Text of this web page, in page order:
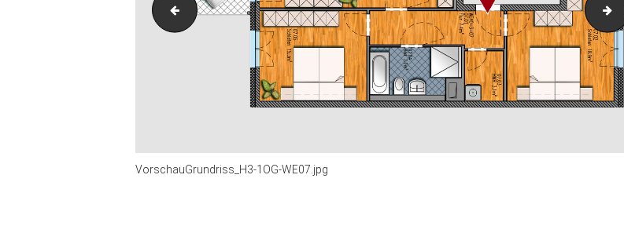
Grundriss_H3-1OG-WE07
VorschauGrundriss_H3-1OG-WE07.jpg